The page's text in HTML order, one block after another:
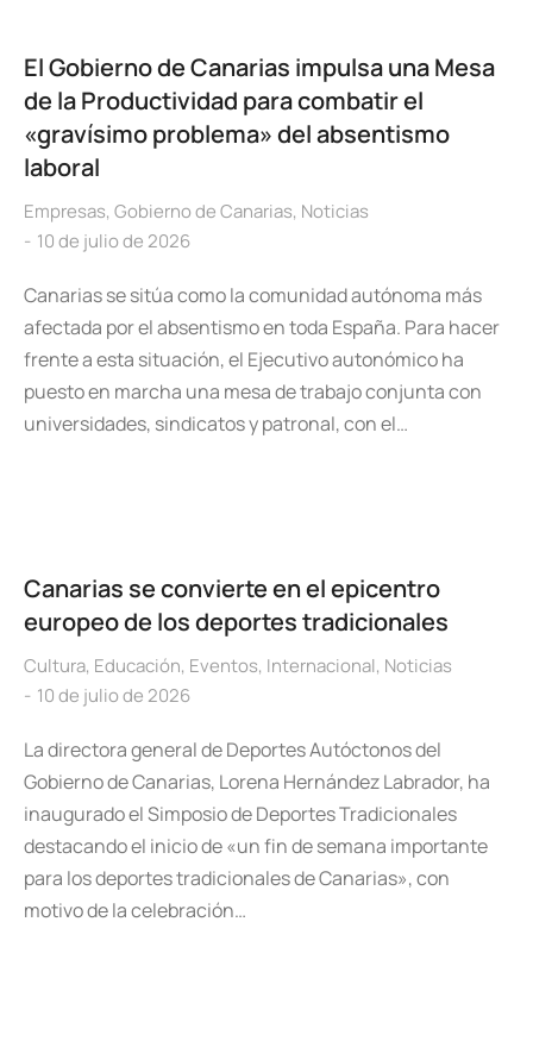
El Gobierno de Canarias impulsa una Mesa
de la Productividad para combatir el
«gravísimo problema» del absentismo
laboral
Empresas, Gobierno de Canarias, Noticias
10 de julio de 2026
Canarias se sitúa como la comunidad autónoma más
afectada por el absentismo en toda España. Para hacer
frente a esta situación, el Ejecutivo autonómico ha
puesto en marcha una mesa de trabajo conjunta con
universidades, sindicatos y patronal, con el…
Canarias se convierte en el epicentro
europeo de los deportes tradicionales
Cultura, Educación, Eventos, Internacional, Noticias
10 de julio de 2026
La directora general de Deportes Autóctonos del
Gobierno de Canarias, Lorena Hernández Labrador, ha
inaugurado el Simposio de Deportes Tradicionales
destacando el inicio de «un fin de semana importante
para los deportes tradicionales de Canarias», con
motivo de la celebración…